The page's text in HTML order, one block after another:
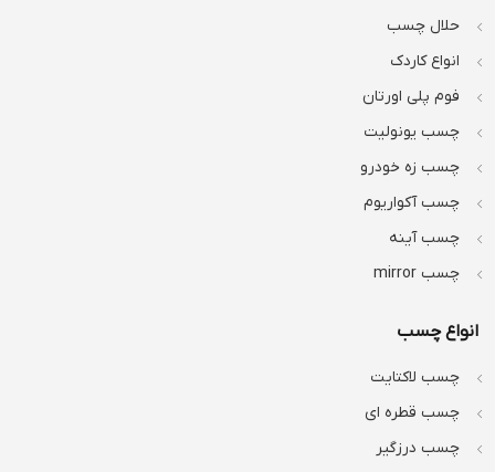
حلال چسب
انواع کاردک
فوم پلی اورتان
چسب یونولیت
چسب زه خودرو
چسب آکواریوم
چسب آینه
چسب mirror
انواع چسب
چسب لاکتایت
چسب قطره ای
چسب درزگیر